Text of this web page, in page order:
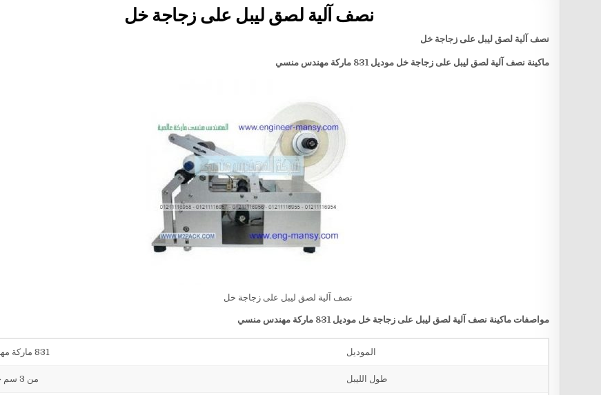
نصف آلية لصق ليبل على زجاجة خل
نصف آلية لصق ليبل على زجاجة خل
ماكينة نصف آلية لصق ليبل على زجاجة خل موديل 831 ماركة مهندس منسي
نصف آلية لصق ليبل على زجاجة خل
مواصفات ماكينة نصف آلية لصق ليبل على زجاجة خلموديل 831 ماركة مهندس منسي
الموديل 831 ماركة مهندس منسي
طول الليبل من 3 سم حتي 40 سم